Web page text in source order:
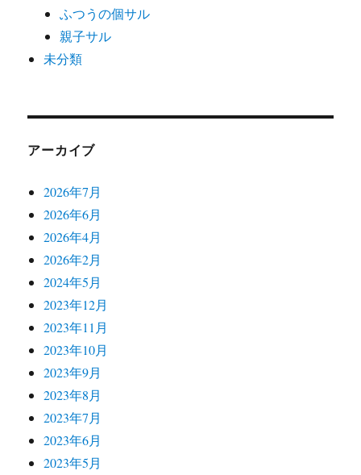
ふつうの個サル
親子サル
未分類
アーカイブ
2026年7月
2026年6月
2026年4月
2026年2月
2024年5月
2023年12月
2023年11月
2023年10月
2023年9月
2023年8月
2023年7月
2023年6月
2023年5月